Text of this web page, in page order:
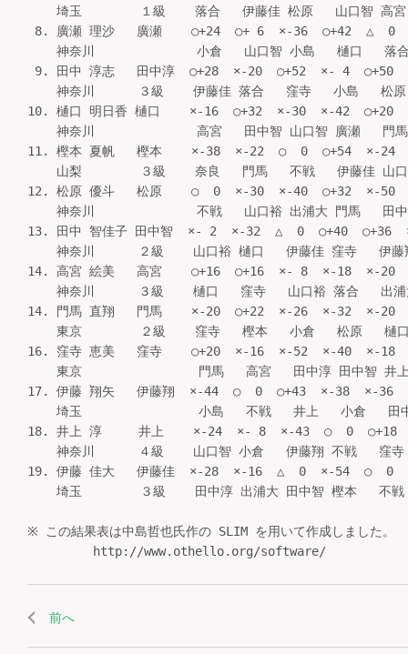
埼玉        １級    落合   伊藤佳 松原   山口智 高
8. 廣瀬 理沙   廣瀬    ○+24  ○+ 6  ×-36  ○+42  △  0
神奈川              小倉   山口智 小島   樋口   落
9. 田中 淳志   田中淳  ○+28  ×-20  ○+52  ×- 4  ○+50
神奈川      ３級    伊藤佳 落合   窪寺   小島   松
10. 樋口 明日香 樋口    ×-16  ○+32  ×-30  ×-42  ○+20
神奈川              高宮   田中智 山口智 廣瀬   門
11. 樫本 夏帆   樫本    ×-38  ×-22  ○  0  ○+54  ×-24
山梨        ３級    奈良   門馬   不戦   伊藤佳 山
12. 松原 優斗   松原    ○  0  ×-30  ×-40  ○+32  ×-50
神奈川              不戦   山口裕 出浦大 門馬   田
13. 田中 智佳子 田中智  ×- 2  ×-32  △  0  ○+40  ○+36
神奈川      ２級    山口裕 樋口   伊藤佳 窪寺   伊
14. 高宮 絵美   高宮    ○+16  ○+16  ×- 8  ×-18  ×-20
神奈川      ３級    樋口   窪寺   山口裕 落合   出
14. 門馬 直翔   門馬    ×-20  ○+22  ×-26  ×-32  ×-20
東京        ２級    窪寺   樫本   小倉   松原   樋
16. 窪寺 恵美   窪寺    ○+20  ×-16  ×-52  ×-40  ×-18
東京                門馬   高宮   田中淳 田中智 井
17. 伊藤 翔矢   伊藤翔  ×-44  ○  0  ○+43  ×-38  ×-36
埼玉                小島   不戦   井上   小倉   田
18. 井上 淳     井上    ×-24  ×- 8  ×-43  ○  0  ○+18
神奈川      ４級    山口智 小倉   伊藤翔 不戦   窪
19. 伊藤 佳大   伊藤佳  ×-28  ×-16  △  0  ×-54  ○  0
埼玉        ３級    田中淳 出浦大 田中智 樫本   不
※ この結果表は中島哲也氏作の SLIM を用いて作成しました。
前へ